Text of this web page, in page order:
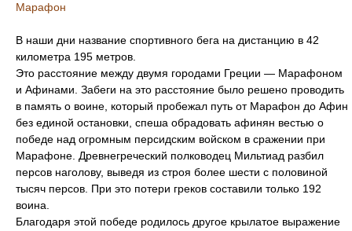
Марафон
В наши дни название спортивного бега на дистанцию в 42
километра 195 метров.
Это расстояние между двумя городами Греции — Марафоном
и Афинами. Забеги на это расстояние было решено проводить
в память о воине, который пробежал путь от Марафон до Афин
без единой остановки, спеша обрадовать афинян вестью о
победе над огромным персидским войском в сражении при
Марафоне. Древнегреческий полководец Мильтиад разбил
персов наголову, выведя из строя более шести с половиной
тысяч персов. При это потери греков составили только 192
воина.
Благодаря этой победе родилось другое крылатое выражение